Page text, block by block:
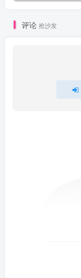
评论 抢沙发